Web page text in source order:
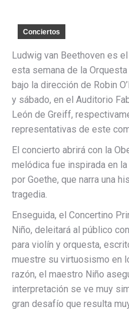
Conciertos
Ludwig van Beethoven​ es
esta semana de la
bajo la dirección de Robin
y sábado, en el Auditorio
León de Greiff,
representativas de este
El concierto abrirá con la
melódica fue inspirada en
por Goethe, que narra una
tragedia.
Enseguida, el Concertino
Niño, deleitará al público
para violín y orquesta,
muestre su virtuosismo en
razón, el maestro Niño
interpretación se ve muy
gran desafío que resulta